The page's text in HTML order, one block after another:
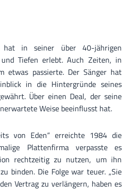
in seiner über 40-jährigen
Tiefen erlebt. Auch Zeiten, in
etwas passierte. Der Sänger hat
in die Hintergründe seines
Über einen Deal, der seine
Weise beeinflusst hat.
von Eden“ erreichte 1984 die
Plattenfirma verpasste es
rechtzeitig zu nutzen, um ihn
binden. Die Folge war teuer. „Sie
Vertrag zu verlängern, haben es